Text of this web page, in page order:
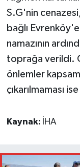
S.G'nin
bağlı
namazının
toprağa verildi.
önlemler
çıkarılmaması
Kaynak: İHA